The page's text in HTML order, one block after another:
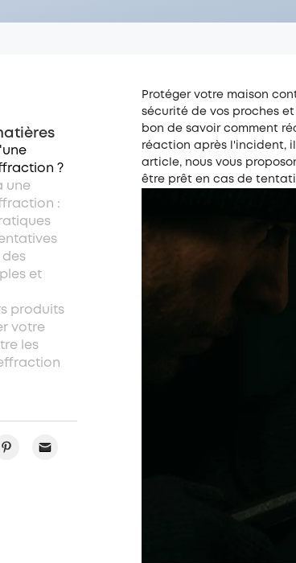
Protéger votre maison
sécurité de vos proches
bon de savoir comment
réaction après l'incident,
article, nous vous
être prêt en cas de
?
une
:
et
produits
votre
les